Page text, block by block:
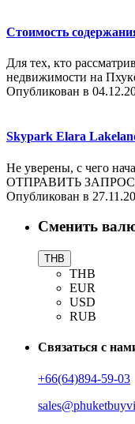
Стоимость
Для тех, кто
недвижимости на
Опубликован в
Skypark Elara
Не уверены, с чего
ОТПРАВИТЬ ЗАПРОС
Опубликован в
Сменить
THB
THB
EUR
USD
RUB
Связаться с
+66(64)894-59-03